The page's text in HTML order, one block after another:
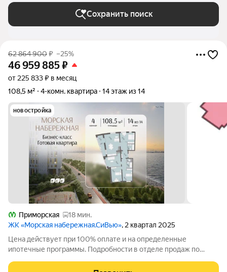
Сохранить поиск
62 864 900₽ –25%
46 959 885₽
от 225 833 ₽ в месяц
108,5 м²
4-комн. квартира 14 этаж из 14
новостройка
Приморская
18 мин.
ЖК «Морская набережная.СиВью», 2 квартал 2025
Цена действует при 100% оплате и на определенные
ипотечные программы. Подробности в отделе продаж по
набережная» на 14 этаже. Общая площадь составляет 108.50